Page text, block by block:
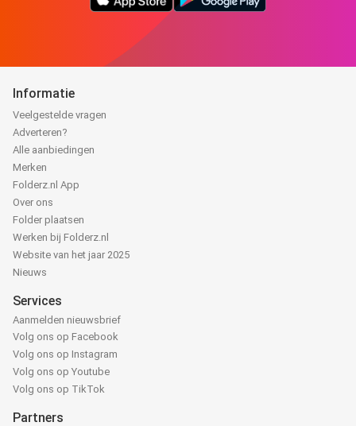
Informatie
Veelgestelde vragen
Adverteren?
Alle aanbiedingen
Merken
Folderz.nl App
Over ons
Folder plaatsen
Werken bij Folderz.nl
Website van het jaar 2025
Nieuws
Services
Aanmelden nieuwsbrief
Volg ons op Facebook
Volg ons op Instagram
Volg ons op Youtube
Volg ons op TikTok
Partners